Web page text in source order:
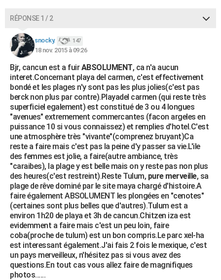
RÉPONSE 1 / 2
snocky. 147
18 nov. 2015 à 09:26
Bjr, cancun est a fuirABSOLUMENT, ca n'a aucun
interet.Concernant playa del carmen, c'est effectivement
bondé et les plages n'y sont pas les plus jolies(c'est pas
berck non plus par contre).Playadel carmen (qui reste très
superficiel egalement) est constitué de 3 ou 4 longues
"avenues" extremement commercantes (facon argeles en
puissance 10 si vous connaissez) et remplies d'hotel.C'est
une atmosphère très "vivante"(comprenez bruyant)Ca
reste a faire mais c'est pas la peine d'y passer sa vie.L'ile
des femmes est jolie, a faire(autre ambiance, très
"caraibes), la plage y est belle mais on y reste pas non plus
des heures(c'est restreint).Reste Tulum, pure merveille, sa
plage de rêve dominé par le site maya chargé d'histoire.A
faire également ABSOLUMENT les plongées en "cenotes"
(certaines sont plus belles que d'autres).Tulum est a
environ 1h20 de playa et 3h de cancun.Chitzen iza est
evidemment a faire mais c'est un peu loin, faire
coba(proche de tulum) est un bon compris.Le parc xel-ha
est interessant également.J'ai fais 2 fois le mexique, c'est
un pays merveilleux, n'hésitez pas si vous avez des
questions.En tout cas vous allez faire de magnifiques
photos......